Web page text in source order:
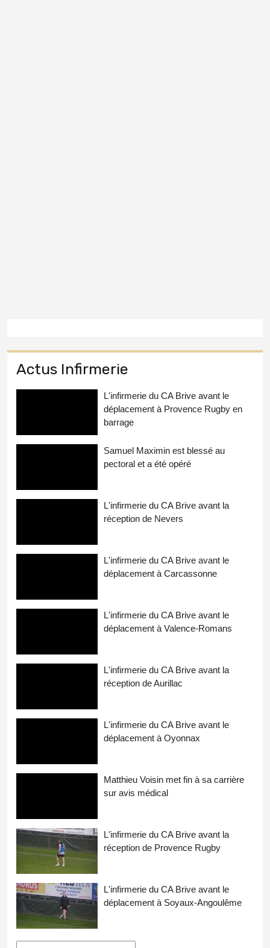
Actus Infirmerie
L'infirmerie du CA Brive avant le
déplacement à Provence Rugby en
barrage
Samuel Maximin est blessé au
pectoral et a été opéré
L'infirmerie du CA Brive avant la
réception de Nevers
L'infirmerie du CA Brive avant le
déplacement à Carcassonne
L'infirmerie du CA Brive avant le
déplacement à Valence-Romans
L'infirmerie du CA Brive avant la
réception de Aurillac
L'infirmerie du CA Brive avant le
déplacement à Oyonnax
Matthieu Voisin met fin à sa carrière
sur avis médical
L'infirmerie du CA Brive avant la
réception de Provence Rugby
L'infirmerie du CA Brive avant le
déplacement à Soyaux-Angoulême